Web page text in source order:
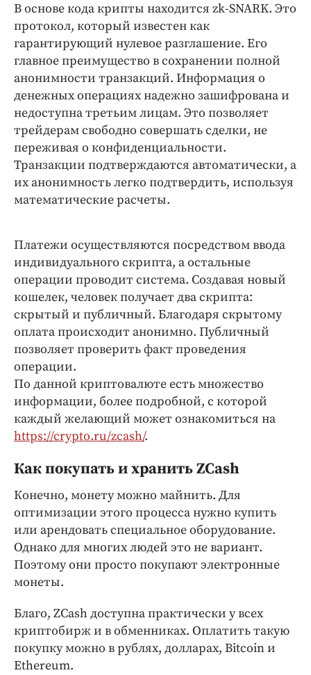
В основе кода крипты находится zk-SNARK. Это
протокол, который известен как
гарантирующий нулевое разглашение. Его
главное преимущество в сохранении полной
анонимности транзакций. Информация о
денежных операциях надежно зашифрована и
недоступна третьим лицам. Это позволяет
трейдерам свободно совершать сделки, не
переживая о конфиденциальности.
Транзакции подтверждаются автоматически, а
их анонимность легко подтвердить, используя
математические расчеты.
Платежи осуществляются посредством ввода
индивидуального скрипта, а остальные
операции проводит система. Создавая новый
кошелек, человек получает два скрипта:
скрытый и публичный. Благодаря скрытому
оплата происходит анонимно. Публичный
позволяет проверить факт проведения
операции.
По данной криптовалюте есть множество
информации, более подробной, с которой
каждый желающий может ознакомиться на
https://crypto.ru/zcash/.
Как покупать и хранить ZCash
Конечно, монету можно майнить. Для
оптимизации этого процесса нужно купить
или арендовать специальное оборудование.
Однако для многих людей это не вариант.
Поэтому они просто покупают электронные
монеты.
Благо, ZCash доступна практически у всех
криптобирж и в обменниках. Оплатить такую
покупку можно в рублях, долларах, Bitcoin и
Ethereum.